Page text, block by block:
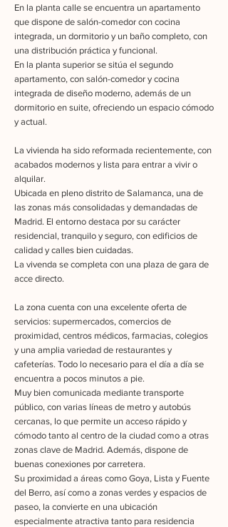
En la planta calle se encuentra un apartamento
que dispone de salón-comedor con cocina
integrada, un dormitorio y un baño completo, con
una distribución práctica y funcional.
En la planta superior se sitúa el segundo
apartamento, con salón-comedor y cocina
integrada de diseño moderno, además de un
dormitorio en suite, ofreciendo un espacio cómodo
y actual.
La vivienda ha sido reformada recientemente, con
acabados modernos y lista para entrar a vivir o
alquilar.
Ubicada en pleno distrito de Salamanca, una de
las zonas más consolidadas y demandadas de
Madrid. El entorno destaca por su carácter
residencial, tranquilo y seguro, con edificios de
calidad y calles bien cuidadas.
La vivenda se completa con una plaza de gara de
acce directo.
La zona cuenta con una excelente oferta de
servicios: supermercados, comercios de
proximidad, centros médicos, farmacias, colegios
y una amplia variedad de restaurantes y
cafeterías. Todo lo necesario para el día a día se
encuentra a pocos minutos a pie.
Muy bien comunicada mediante transporte
público, con varias líneas de metro y autobús
cercanas, lo que permite un acceso rápido y
cómodo tanto al centro de la ciudad como a otras
zonas clave de Madrid. Además, dispone de
buenas conexiones por carretera.
Su proximidad a áreas como Goya, Lista y Fuente
del Berro, así como a zonas verdes y espacios de
paseo, la convierte en una ubicación
especialmente atractiva tanto para residencia